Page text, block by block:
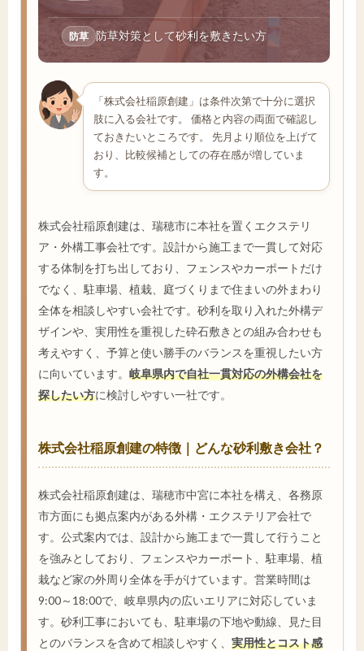
防草 防草対策として砂利を敷きたい方
「株式会社稲原創建」は条件次第で十分に選択
肢に入る会社です。 価格と内容の両面で確認し
ておきたいところです。 先月より順位を上げて
おり、比較候補としての存在感が増していま
す。
株式会社稲原創建は、瑞穂市に本社を置くエクステリ
ア・外構工事会社です。設計から施工まで一貫して対応
する体制を打ち出しており、フェンスやカーポートだけ
でなく、駐車場、植栽、庭づくりまで住まいの外まわり
全体を相談しやすい会社です。砂利を取り入れた外構デ
ザインや、実用性を重視した砕石敷きとの組み合わせも
考えやすく、予算と使い勝手のバランスを重視したい方
に向いています。 岐阜県内で自社一貫対応の外構会社を
探したい方に検討しやすい一社です。
株式会社稲原創建の特徴｜どんな砂利敷き会社？
株式会社稲原創建は、瑞穂市中宮に本社を構え、各務原
市方面にも拠点案内がある外構・エクステリア会社で
す。公式案内では、設計から施工まで一貫して行うこと
を強みとしており、フェンスやカーポート、駐車場、植
栽など家の外周り全体を手がけています。営業時間は
9:00～18:00で、岐阜県内の広いエリアに対応していま
す。砂利工事においても、駐車場の下地や動線、見た目
とのバランスを含めて相談しやすく、 実用性とコスト感